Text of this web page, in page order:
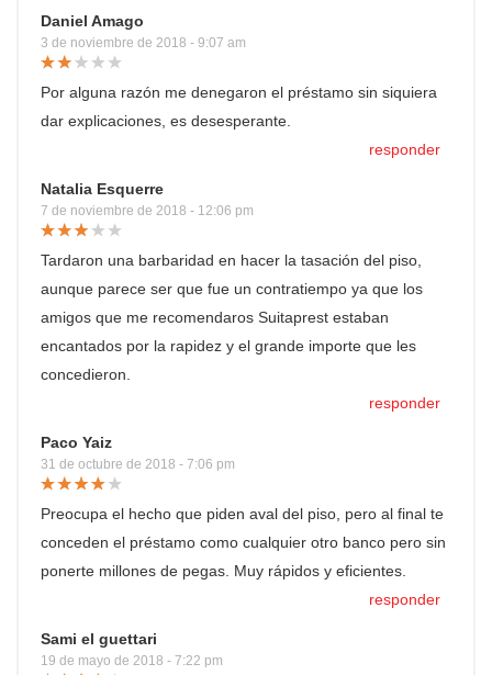
Daniel Amago
3 de noviembre de 2018 - 9:07 am
Por alguna razón me denegaron el préstamo sin siquiera
dar explicaciones, es desesperante.
responder
Natalia Esquerre
7 de noviembre de 2018 - 12:06 pm
Tardaron una barbaridad en hacer la tasación del piso,
aunque parece ser que fue un contratiempo ya que los
amigos que me recomendaros Suitaprest estaban
encantados por la rapidez y el grande importe que les
concedieron.
responder
Paco Yaiz
31 de octubre de 2018 - 7:06 pm
Preocupa el hecho que piden aval del piso, pero al final te
conceden el préstamo como cualquier otro banco pero sin
ponerte millones de pegas. Muy rápidos y eficientes.
responder
Sami el guettari
19 de mayo de 2018 - 7:22 pm